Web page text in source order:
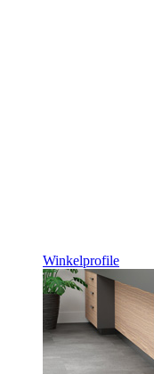
Winkelprofile